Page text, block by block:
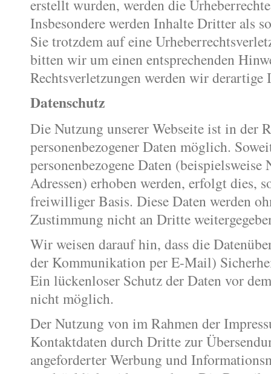
erstellt wurden, werden die
Insbesondere werden Inhalte Dritter als
Sie trotzdem auf eine
bitten wir um einen entsprechenden
Rechtsverletzungen werden wir derartige
Datenschutz
Die Nutzung unserer Webseite ist in der
personenbezogener Daten möglich.
personenbezogene Daten
Adressen) erhoben werden, erfolgt dies,
freiwilliger Basis. Diese Daten werden
Zustimmung nicht an Dritte
Wir weisen darauf hin, dass die
der Kommunikation per E-Mail)
Ein lückenloser Schutz der Daten vor
nicht möglich.
Der Nutzung von im Rahmen der
Kontaktdaten durch Dritte zur
angeforderter Werbung und